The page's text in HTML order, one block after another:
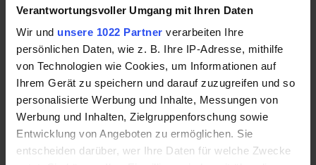
Verantwortungsvoller Umgang mit Ihren Daten
Wir und unsere 1022 Partner verarbeiten Ihre
persönlichen Daten, wie z. B. Ihre IP-Adresse, mithilfe
von Technologien wie Cookies, um Informationen auf
Ihrem Gerät zu speichern und darauf zuzugreifen und so
personalisierte Werbung und Inhalte, Messungen von
Werbung und Inhalten, Zielgruppenforschung sowie
Entwicklung von Angeboten zu ermöglichen. Sie
entscheiden darüber, wer Ihre Daten für welche Zwecke
Mehr Informationen